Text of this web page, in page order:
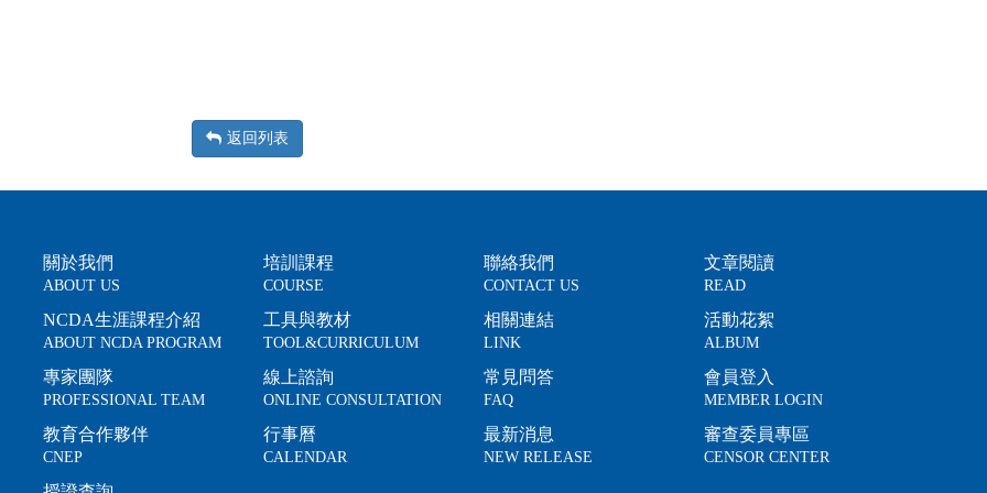
返回列表
關於我們
ABOUT US
NCDA生涯課程介紹
ABOUT NCDA PROGRAM
專家團隊
PROFESSIONAL TEAM
教育合作夥伴
CNEP
培訓課程
COURSE
工具與教材
TOOL&CURRICULUM
線上諮詢
ONLINE CONSULTATION
行事曆
CALENDAR
聯絡我們
CONTACT US
相關連結
LINK
常見問答
FAQ
最新消息
NEW RELEASE
文章閱讀
READ
活動花絮
ALBUM
會員登入
MEMBER LOGIN
審查委員專區
CENSOR CENTER